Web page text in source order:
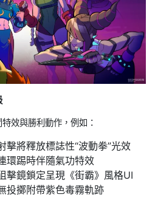
效與勝利動作，例如：
擊將釋放標誌性“波動拳”光效
環踢時伴隨氣功特效
擊鏡鎖定呈現《街霸》風格UI
投擲附帶紫色毒霧軌跡